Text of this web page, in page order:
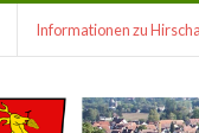
Informationen zu